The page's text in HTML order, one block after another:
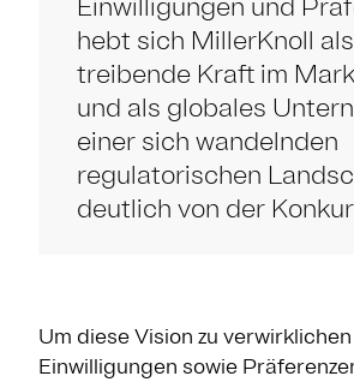
Einwilligungen und
hebt sich MillerKnoll als
treibende Kraft im
und als globales
einer sich wandelnden
regulatorischen
deutlich von der
Um diese Vision zu
Einwilligungen sowie